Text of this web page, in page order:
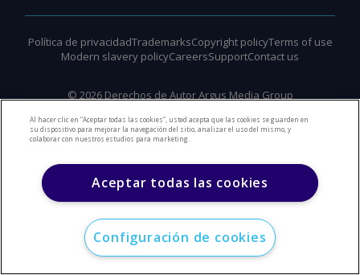
© 2026 Derechos de Autor Argus Media Group
Política de privacidadTrademarksCopyright policyTerms of use
Modern slavery policyCareersSupportContact us
Al hacer clic en “Aceptar todas las cookies”, usted acepta que las cookies se guarden en
su dispositivo para mejorar la navegación del sitio, analizar el uso del mismo, y
colaborar con nuestros estudios para marketing.
Aceptar todas las cookies
Configuración de cookies